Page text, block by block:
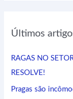
u
r
Últimos
RAGAS NO
RESOLVE!
Pragas são